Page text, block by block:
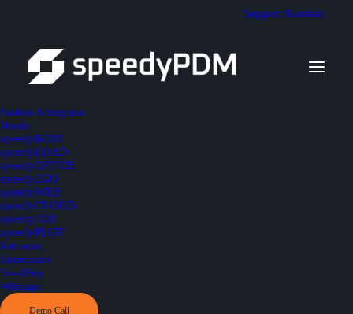
Support Kontakt
Funktion & Integration
Module
speedyBOM
speedyLOAD
speedyOFFICE
speedy2GO
speedyWEB
speedyCLOUD
speedyJOB
speedyPLOT
Referenzen
Unternehmen
News/Blog
Whitepaper
Demo Call
in der Konstruktion!
als Schlüssel zum Erfolg